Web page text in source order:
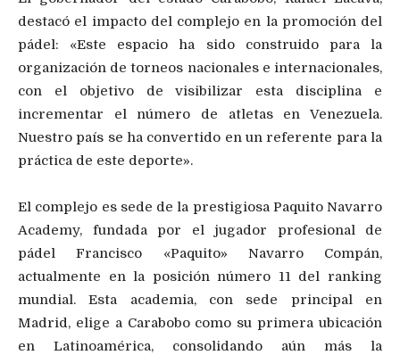
destacó el impacto del complejo en la promoción del
pádel: «Este espacio ha sido construido para la
organización de torneos nacionales e internacionales,
con el objetivo de visibilizar esta disciplina e
incrementar el número de atletas en Venezuela.
Nuestro país se ha convertido en un referente para la
práctica de este deporte».
El complejo es sede de la prestigiosa Paquito Navarro
Academy, fundada por el jugador profesional de
pádel Francisco «Paquito» Navarro Compán,
actualmente en la posición número 11 del ranking
mundial. Esta academia, con sede principal en
Madrid, elige a Carabobo como su primera ubicación
en Latinoamérica, consolidando aún más la